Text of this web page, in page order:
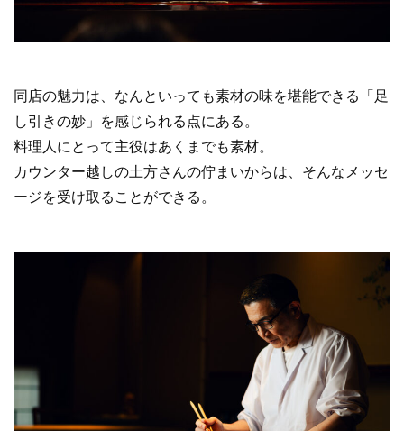
同店の魅力は、なんといっても素材の味を堪能できる「足
し引きの妙」を感じられる点にある。
料理人にとって主役はあくまでも素材。
カウンター越しの土方さんの佇まいからは、そんなメッセ
ージを受け取ることができる。